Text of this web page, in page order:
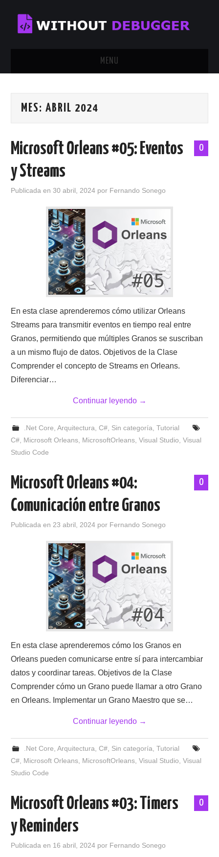
MENU
TUTORIALES
MES:ABRIL 2024
0
Microsoft Orleans #05: Eventos
y Streams
Publicada en30 abril, 2024 por Fernando Sonego
En esta clase aprenderemos cómo utilizar Orleans
Streams para transmitir eventos en tiempo real entre
Granos, permitiendo que múltiples Granos se suscriban
a un mismo flujo de datos. Objetivos de la Clase
Comprender el concepto de Streams en Orleans.
Diferenciar…
Continuar leyendo →
.Net Core, Arquitectura, C#, Sin categoría, Tutorial
C#, Microsoft Orleans, MicrosoftOrleans,Visual Studio,Visual
Studio Code
0
Microsoft Orleans #04:
Comunicación entre Granos
Publicada en23 abril, 2024 por Fernando Sonego
En esta clase aprenderemos cómo los Granos en
Orleans pueden comunicarse entre sí para intercambiar
datos y coordinar tareas. Objetivos de la Clase
Comprender cómo un Grano puede llamar a otro Grano
en Orleans. Implementar un Grano Maestro que se…
Continuar leyendo →
.Net Core, Arquitectura, C#, Sin categoría, Tutorial
C#, Microsoft Orleans, MicrosoftOrleans,Visual Studio,Visual
Studio Code
0
Microsoft Orleans #03: Timers
y Reminders
Publicada en 16 abril, 2024 por Fernando Sonego